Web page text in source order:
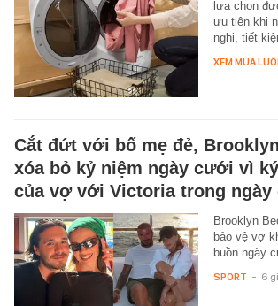
lựa chọn
ưu tiên khi
nghi, tiết
XEM MUA
Cắt đứt với bố mẹ đẻ,
xóa bỏ kỷ niệm ngày cưới vì
của vợ với Victoria trong
Brooklyn
bảo vệ vợ
buồn ngày
SPORT - 6